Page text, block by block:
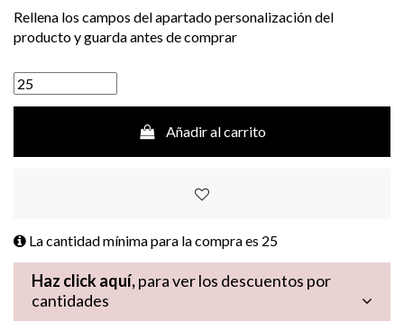
Rellena los campos del apartado personalización del
producto y guarda antes de comprar
Añadir al carrito
La cantidad mínima para la compra es 25
Haz click aquí,para ver los descuentos por
cantidades